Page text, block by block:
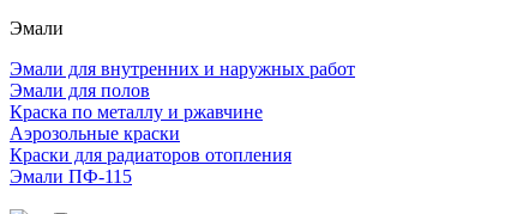
Эмали
Эмали для внутренних и наружных работ
Эмали для полов
Краска по металлу и ржавчине
Аэрозольные краски
Краски для радиаторов отопления
Эмали ПФ-115